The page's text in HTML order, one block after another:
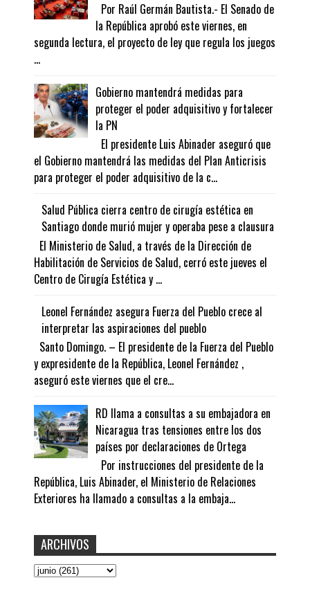
Por Raúl Germán Bautista.- El Senado de
la República aprobó este viernes, en
segunda lectura, el proyecto de ley que regula los juegos
...
Gobierno mantendrá medidas para
proteger el poder adquisitivo y fortalecer
la PN
El presidente Luis Abinader aseguró que
el Gobierno mantendrá las medidas del Plan Anticrisis
para proteger el poder adquisitivo de la c...
Salud Pública cierra centro de cirugía estética en
Santiago donde murió mujer y operaba pese a clausura
El Ministerio de Salud, a través de la Dirección de
Habilitación de Servicios de Salud, cerró este jueves el
Centro de Cirugía Estética y ...
Leonel Fernández asegura Fuerza del Pueblo crece al
interpretar las aspiraciones del pueblo
Santo Domingo. – El presidente de la Fuerza del Pueblo
y expresidente de la República, Leonel Fernández ,
aseguró este viernes que el cre...
RD llama a consultas a su embajadora en
Nicaragua tras tensiones entre los dos
países por declaraciones de Ortega
Por instrucciones del presidente de la
República, Luis Abinader, el Ministerio de Relaciones
Exteriores ha llamado a consultas a la embaja...
ARCHIVOS